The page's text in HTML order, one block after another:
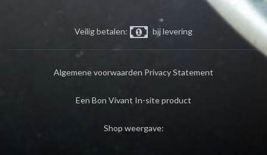
Veilig betalen: bij levering
Algemene voorwaarden Privacy Statement
Een Bon Vivant In-site product
Shop weergave: